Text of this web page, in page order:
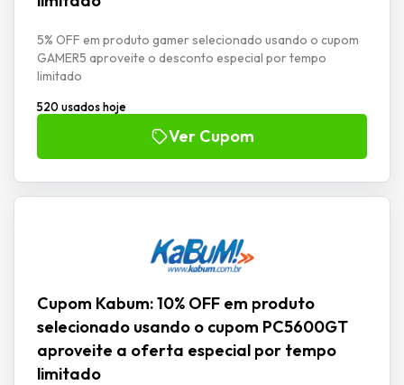
5% OFF em produto gamer selecionado usando o cupom
GAMER5 aproveite o desconto especial por tempo
limitado
520 usados hoje
Ver Cupom
Cupom Kabum: 10% OFF em produto
selecionado usando o cupom PC5600GT
aproveite a oferta especial por tempo
limitado